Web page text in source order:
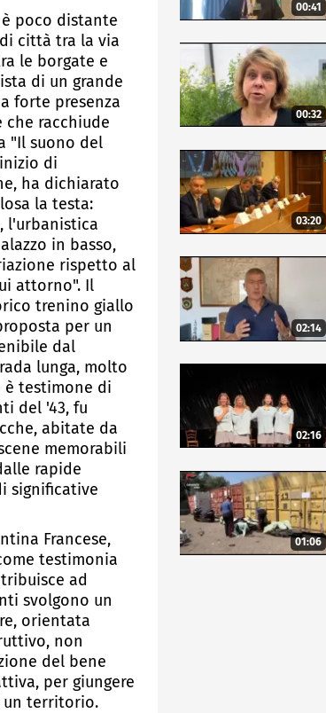
poco distante
città tra la via
le borgate e
di un grande
forte presenza
che racchiude
"Il suono del
di
ha dichiarato
la testa:
l'urbanistica
in basso,
rispetto al
attorno". Il
trenino giallo
per un
dal
lunga, molto
è testimone di
del '43, fu
abitate da
memorabili
rapide
significative
Francese,
testimonia
ad
svolgono un
orientata
non
del bene
per giungere
un territorio.
00:41
00:32
03:20
02:14
02:16
01:06